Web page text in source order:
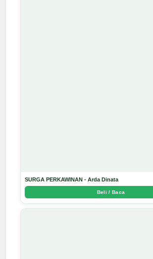
SURGA PERKAWINAN - Arda Dinata
Beli / Baca